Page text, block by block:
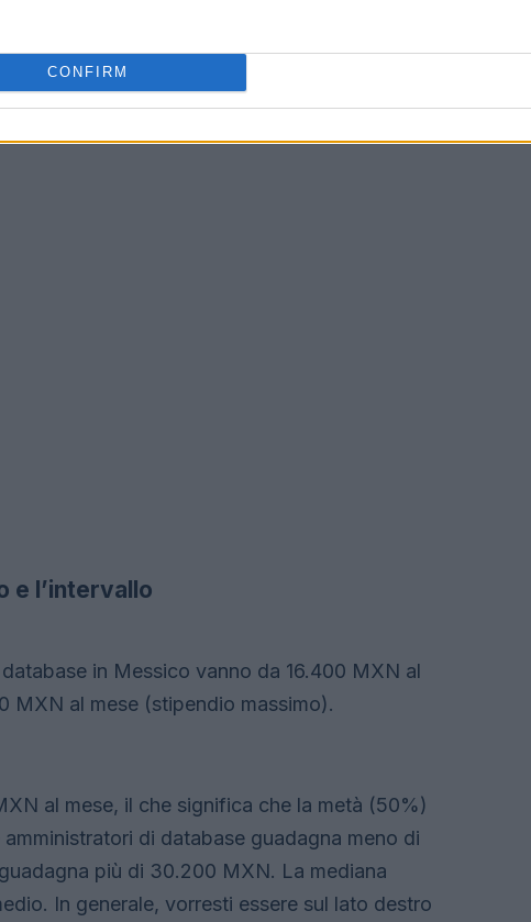
CONFIRM
dell’amministratore di
e l’intervallo
in Messico vanno da 16.400 MXN al
MXN al mese (stipendio massimo).
al mese, il che significa che la metà (50%)
di database guadagna meno di
più di 30.200 MXN. La mediana
In generale, vorresti essere sul lato destro